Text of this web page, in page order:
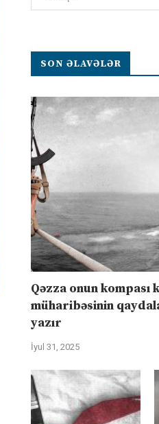
SON ƏLAVƏLƏR
Qəzza onun kompası
müharibəsinin
yazır
İyul 31, 2025